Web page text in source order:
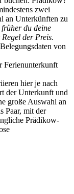
zwei
an Unterkünften zu
früher du deine
der Preis.
von
Ferienunterkunft
hier je nach
der Unterkunft und
große Auswahl an
Paar, mit der
Prädikow-